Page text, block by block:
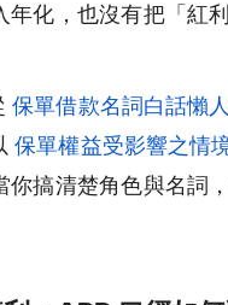
化，也沒有把「紅
保單借款名詞白話懶
保單權益受影響之情
搞清楚角色與名詞